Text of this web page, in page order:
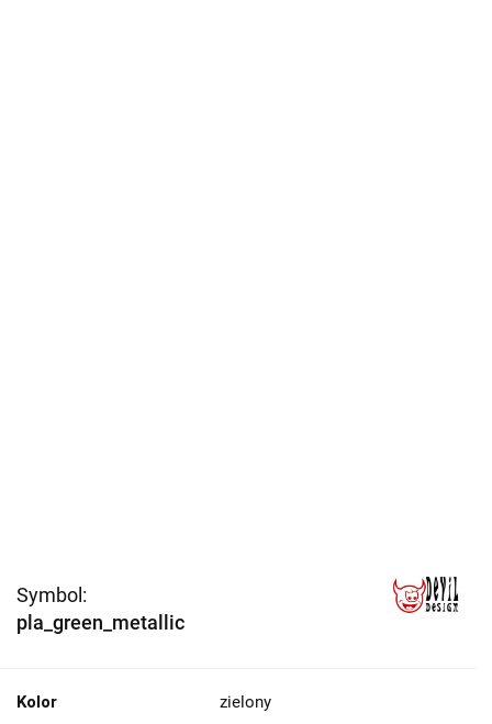
Symbol:
pla_green_metallic
Kolor zielony